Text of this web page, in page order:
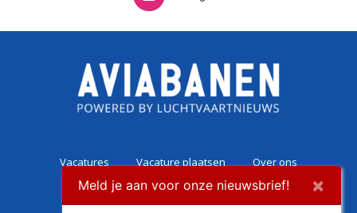
Vacatures Vacature plaatsen
Over ons
Career Experience
Contact
Meld je aan voor onze nieuwsbrief! ×